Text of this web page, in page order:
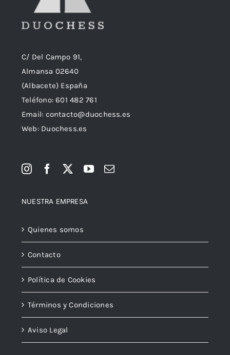
C/ Del Campo 91,
Almansa 02640
(Albacete) España
Teléfono:601 482 761
Email: contacto@duochess.es
Web: Duochess.es
NUESTRA EMPRESA
Quienes somos
Contacto
Política de Cookies
Términos y Condiciones
Aviso Legal